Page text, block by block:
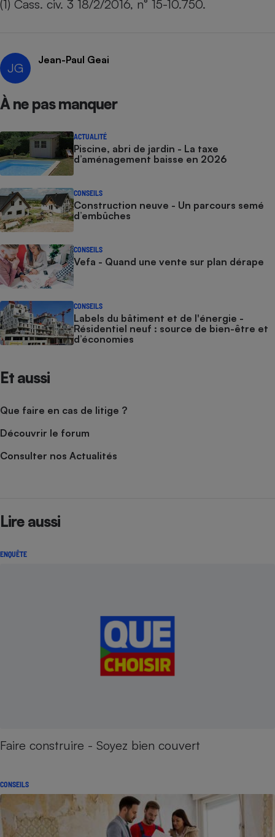
(1) Cass. civ. 3 18/2/2016, n° 15-10.750.
JG
Jean-Paul Geai
À ne pas manquer
ACTUALITÉ
Piscine, abri de jardin - La taxe
d’aménagement baisse en 2026
CONSEILS
Construction neuve - Un parcours semé
d’embûches
CONSEILS
Vefa - Quand une vente sur plan dérape
CONSEILS
Labels du bâtiment et de l'énergie -
Résidentiel neuf : source de bien-être et
d’économies
Et aussi
Que faire en cas de litige ?
Découvrir le forum
Consulter nos Actualités
Lire aussi
ENQUÊTE
Faire construire - Soyez bien couvert
CONSEILS